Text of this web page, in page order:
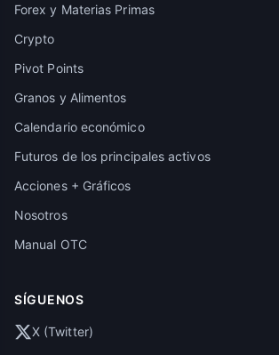
Forex y Materias Primas
Crypto
Pivot Points
Granos y Alimentos
Calendario económico
Futuros de los principales activos
Acciones + Gráficos
Nosotros
Manual OTC
SÍGUENOS
X (Twitter)